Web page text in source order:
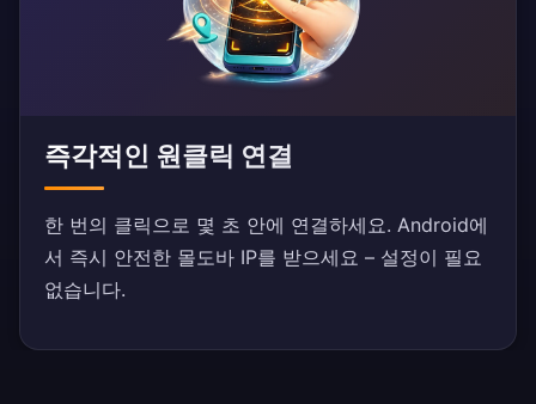
즉각적인 원클릭 연결
한 번의 클릭으로 몇 초 안에 연결하세요. Android에
서 즉시 안전한 몰도바 IP를 받으세요 – 설정이 필요
없습니다.